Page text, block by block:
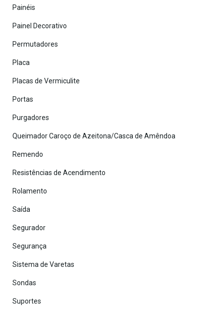
Painéis
Painel Decorativo
Permutadores
Placa
Placas de Vermiculite
Portas
Purgadores
Queimador Caroço de Azeitona/Casca de Amêndoa
Remendo
Resistências de Acendimento
Rolamento
Saída
Segurador
Segurança
Sistema de Varetas
Sondas
Suportes